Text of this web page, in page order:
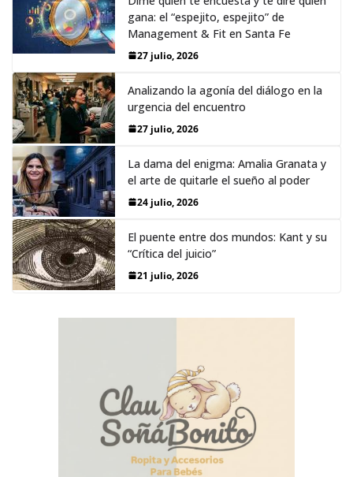
gana: el “espejito, espejito” de
Management & Fit en Santa Fe
27 julio, 2026
Analizando la agonía del diálogo en la
urgencia del encuentro
27 julio, 2026
La dama del enigma: Amalia Granata y
el arte de quitarle el sueño al poder
24 julio, 2026
El puente entre dos mundos: Kant y su
“Crítica del juicio”
21 julio, 2026